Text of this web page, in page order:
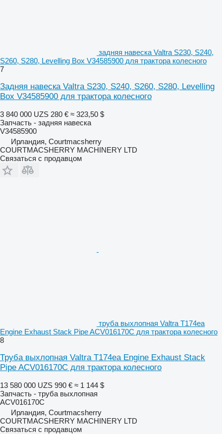
задняя навеска Valtra S230, S240,
S260, S280, Levelling Box V34585900 для трактора колесного
7
Задняя навеска Valtra S230, S240, S260, S280, Levelling
Box V34585900 для трактора колесного
3 840 000 UZS 280 € ≈ 323,50 $
Запчасть - задняя навеска
V34585900
Ирландия, Courtmacsherry
COURTMACSHERRY MACHINERY LTD
Связаться с продавцом
труба выхлопная Valtra T174ea
Engine Exhaust Stack Pipe ACV016170C для трактора колесного
8
Труба выхлопная Valtra T174ea Engine Exhaust Stack
Pipe ACV016170C для трактора колесного
13 580 000 UZS 990 € ≈ 1 144 $
Запчасть - труба выхлопная
ACV016170C
Ирландия, Courtmacsherry
COURTMACSHERRY MACHINERY LTD
Связаться с продавцом